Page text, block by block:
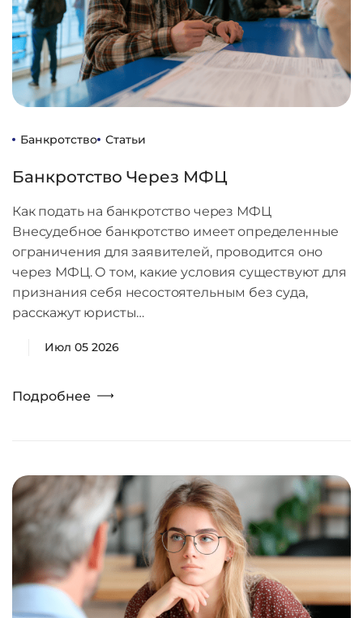
Банкротство Статьи
Банкротство Через МФЦ
Как подать на банкротство через МФЦ
Внесудебное банкротство имеет определенные
ограничения для заявителей, проводится оно
через МФЦ. О том, какие условия существуют для
признания себя несостоятельным без суда,
расскажут юристы…
Июл 05 2026
Подробнее